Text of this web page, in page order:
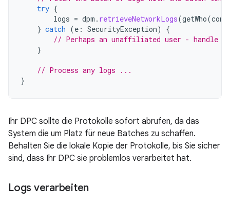
try {
logs = dpm . retrieveNetworkLogs(getWho(
} catch (e : SecurityException)
{
// Perhaps an unaffiliated user - handle
}
// Process any logs ...
}
Ihr DPC sollte die Protokolle sofort abrufen, da das
System die um Platz für neue Batches zu schaffen.
Behalten Sie die lokale Kopie der Protokolle, bis Sie sicher
sind, dass Ihr DPC sie problemlos verarbeitet hat.
Logs verarbeiten